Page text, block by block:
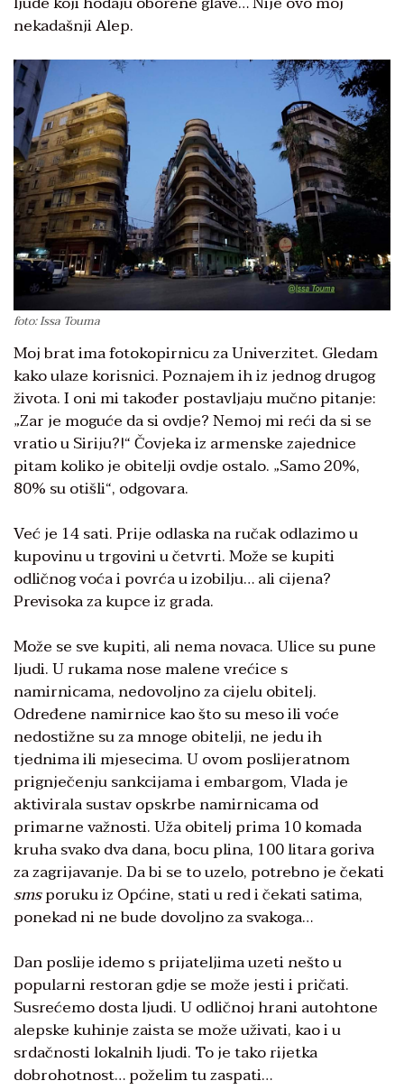
nekadašnji Alep.
foto: Issa Touma
Moj brat ima fotokopirnicu za Univerzitet. Gledam
kako ulaze korisnici. Poznajem ih iz jednog drugog
života. I oni mi također postavljaju mučno pitanje:
„Zar je moguće da si ovdje? Nemoj mi reći da si se
vratio u Siriju?!“ Čovjeka iz armenske zajednice
pitam koliko je obitelji ovdje ostalo. „Samo 20%,
80% su otišli“, odgovara.
Već je 14 sati. Prije odlaska na ručak odlazimo u
kupovinu u trgovini u četvrti. Može se kupiti
odličnog voća i povrća u izobilju… ali cijena?
Previsoka za kupce iz grada.
Može se sve kupiti, ali nema novaca. Ulice su pune
ljudi. U rukama nose malene vrećice s
namirnicama, nedovoljno za cijelu obitelj.
Određene namirnice kao što su meso ili voće
nedostižne su za mnoge obitelji, ne jedu ih
tjednima ili mjesecima. U ovom poslijeratnom
prignječenju sankcijama i embargom, Vlada je
aktivirala sustav opskrbe namirnicama od
primarne važnosti. Uža obitelj prima 10 komada
kruha svako dva dana, bocu plina, 100 litara goriva
za zagrijavanje. Da bi se to uzelo, potrebno je čekati
smsporuku iz Općine, stati u red i čekati satima,
ponekad ni ne bude dovoljno za svakoga…
Dan poslije idemo s prijateljima uzeti nešto u
popularni restoran gdje se može jesti i pričati.
Susrećemo dosta ljudi. U odličnoj hrani autohtone
alepske kuhinje zaista se može uživati, kao i u
srdačnosti lokalnih ljudi. To je tako rijetka
dobrohotnost… poželim tu zaspati…